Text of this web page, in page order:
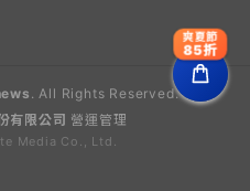
. All Rights Reserved.
有限公司 營運管理
Media Co., Ltd.
爽夏節
85折